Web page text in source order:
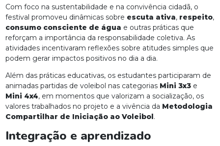
Com foco na sustentabilidade e na convivência cidadã, o
festival promoveu dinâmicas sobre escuta ativa, respeito,
consumo consciente de água e outras práticas que
reforçam a importância da responsabilidade coletiva. As
atividades incentivaram reflexões sobre atitudes simples que
podem gerar impactos positivos no dia a dia.
Além das práticas educativas, os estudantes participaram de
animadas partidas de voleibol nas categorias Mini 3x3e
Mini 4x4, em momentos que valorizam a socialização, os
valores trabalhados no projeto e a vivência da Metodologia
Compartilhar de Iniciação ao Voleibol.
Integração e aprendizado